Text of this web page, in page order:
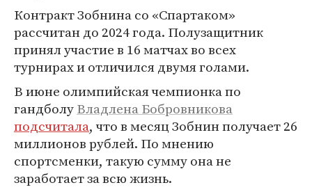
Контракт Зобнина со «Спартаком»
рассчитан до 2024 года. Полузащитник
принял участие в 16 матчах во всех
турнирах и отличился двумя голами.
В июне олимпийская чемпионка по
гандболуВладлена Бобровникова
подсчитала, что в месяц Зобнин получает 26
миллионов рублей. По мнению
спортсменки, такую сумму она не
заработает за всю жизнь.